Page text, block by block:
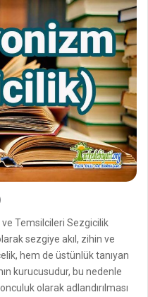
Temsilcileri Sezgicilik
sezgiye akıl, zihin ve
hem de üstünlük tanıyan
kurucusudur, bu nedenle
olarak adlandırılması